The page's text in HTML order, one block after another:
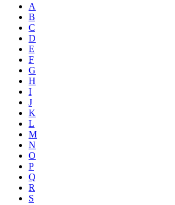
A
B
C
D
E
F
G
H
I
J
K
L
M
N
O
P
Q
R
S